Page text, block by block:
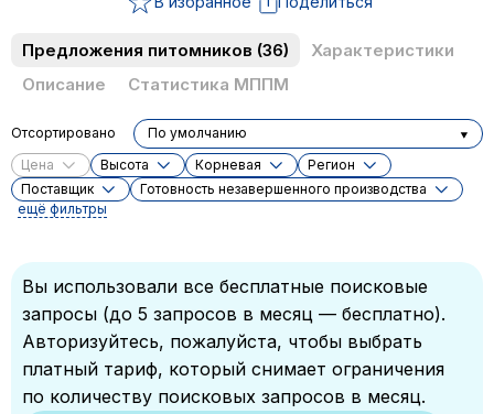
Предложения питомников (36)
Характеристики
Описание
Статистика МППМ
Цена Высота Корневая
Регион
Поставщик
Готовность незавершенного производства
ещё фильтры
Отсортировано По умолчанию
Вы использовали все бесплатные поисковые
запросы (до 5 запросов в месяц — бесплатно).
Авторизуйтесь, пожалуйста, чтобы выбрать
платный тариф, который снимает ограничения
по количеству поисковых запросов в месяц.